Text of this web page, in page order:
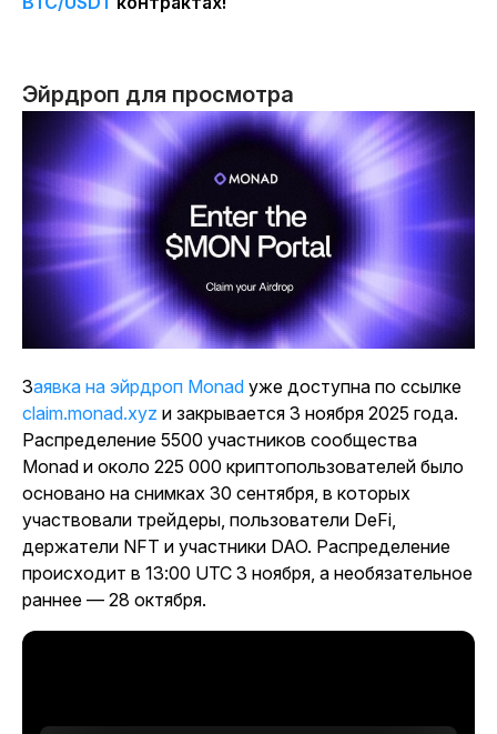
Эйрдроп для просмотра
Заявка на эйрдроп Monad уже доступна по ссылке
claim.monad.xyz и закрывается 3 ноября 2025 года.
Распределение 5500 участников сообщества
Monad и около 225 000 криптопользователей было
основано на снимках 30 сентября, в которых
участвовали трейдеры, пользователи DeFi,
держатели NFT и участники DAO. Распределение
происходит в 13:00 UTC 3 ноября, а необязательное
раннее — 28 октября.